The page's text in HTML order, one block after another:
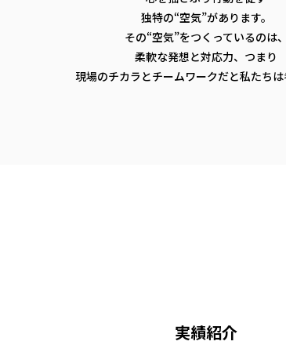
独特の“空気”があります。
その“空気”をつくっているのは、
柔軟な発想と対応力、つまり
現場のチカラとチームワークだと私たちは
実績紹介